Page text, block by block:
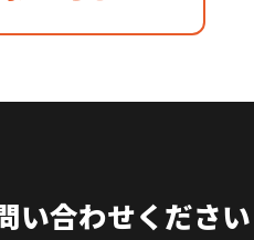
い合わせください